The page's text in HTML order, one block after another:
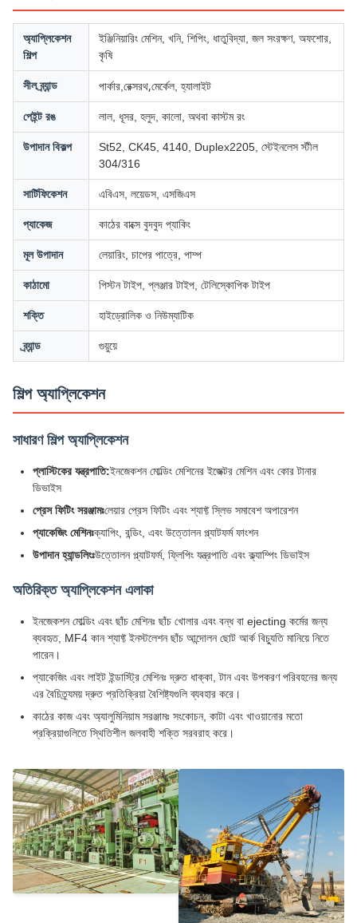
অ্যাপ্লিকেশন
শিল্প
ইঞ্জিনিয়ারিং মেশিন, খনি, শিপিং, ধাতুবিদ্যা, জল সংরক্ষণ, অফশোর,
কৃষি
সীল ব্র্যান্ড পার্কার, রেক্সরথ,মের্কেল, হ্যালাইট
পেইন্ট রঙ লাল, ধূসর, হলুদ, কালো, অথবা কাস্টম রং
উপাদান বিকল্প
St52, CK45, 4140, Duplex2205, স্টেইনলেস স্টীল
304/316
সার্টিফিকেশন এবিএস, লয়েডস, এসজিএস
প্যাকেজ কাঠের বাক্সে বুদবুদ প্যাকিং
মূল উপাদান লেয়ারিং, চাপের পাত্রে, পাম্প
কাঠামো পিস্টন টাইপ, প্লঞ্জার টাইপ, টেলিস্কোপিক টাইপ
শক্তি হাইড্রোলিক ও নিউম্যাটিক
ব্র্যান্ড গুয়ুয়ে
শিল্প অ্যাপ্লিকেশন
সাধারণ শিল্প অ্যাপ্লিকেশন
প্লাস্টিকের যন্ত্রপাতি:ইনজেকশন মোল্ডিং মেশিনের ইজেক্টর মেশিন এবং কোর টানার
ডিভাইস
প্রেস ফিটিং সরঞ্জামঃলেয়ার প্রেস ফিটিং এবং শ্যাফ্ট স্লিভ সমাবেশ অপারেশন
প্যাকেজিং মেশিনঃক্যাপিং, বন্ডিং, এবং উত্তোলন প্ল্যাটফর্ম ফাংশন
উপাদান হ্যান্ডলিংঃউত্তোলন প্ল্যাটফর্ম, ফ্লিপিং যন্ত্রপাতি এবং ক্ল্যাম্পিং ডিভাইস
অতিরিক্ত অ্যাপ্লিকেশন এলাকা
ইনজেকশন মোল্ডিং এবং ছাঁচ মেশিনঃ ছাঁচ খোলার এবং বন্ধ বা ejecting কর্মের জন্য
ব্যবহৃত, MF4 কান শ্যাফ্ট ইনস্টলেশন ছাঁচ আন্দোলন ছোট আর্ক বিচ্যুতি মানিয়ে নিতে
পারেন।
প্যাকেজিং এবং লাইট ইন্ডাস্ট্রি মেশিনঃ দ্রুত ধাক্কা, টান এবং উপকরণ পরিবহনের জন্য
এর বৈচিত্র্যময় দ্রুত প্রতিক্রিয়া বৈশিষ্ট্যগুলি ব্যবহার করে।
কাঠের কাজ এবং অ্যালুমিনিয়াম সরঞ্জামঃ সংকোচন, কাটা এবং খাওয়ানোর মতো
প্রক্রিয়াগুলিতে স্থিতিশীল জলবাহী শক্তি সরবরাহ করে।